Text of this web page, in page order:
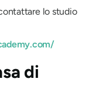
lo studio
di